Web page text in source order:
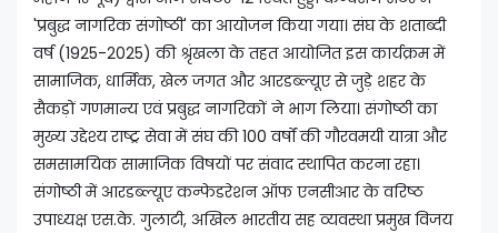
'प्रबुद्ध नागरिक संगोष्ठी' का आयोजन किया गया। संघ के शताब्दी
वर्ष (1925-2025) की श्रृंखला के तहत आयोजित इस कार्यक्रम में
सामाजिक, धार्मिक, खेल जगत और आरडब्ल्यूए से जुड़े शहर के
सैकड़ों गणमान्य एवं प्रबुद्ध नागरिकों ने भाग लिया। संगोष्ठी का
मुख्य उद्देश्य राष्ट्र सेवा में संघ की 100 वर्षों की गौरवमयी यात्रा और
समसामयिक सामाजिक विषयों पर संवाद स्थापित करना रहा।
संगोष्ठी में आरडब्ल्यूए कन्फेडरेशन ऑफ एनसीआर के वरिष्ठ
उपाध्यक्ष एस.के. गुलाटी, अखिल भारतीय सह व्यवस्था प्रमुख विजय